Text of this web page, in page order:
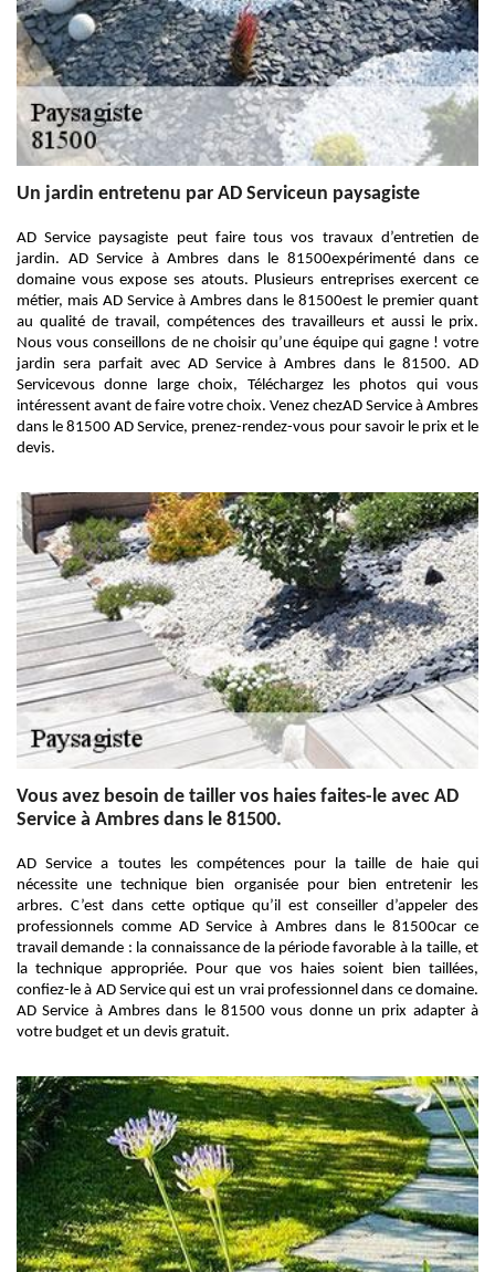
Un jardin entretenu par AD Serviceun paysagiste
AD Service paysagiste peut faire tous vos travaux d’entretien de
jardin. AD Service à Ambres dans le 81500expérimenté dans ce
domaine vous expose ses atouts. Plusieurs entreprises exercent ce
métier, mais AD Service à Ambres dans le 81500est le premier quant
au qualité de travail, compétences des travailleurs et aussi le prix.
Nous vous conseillons de ne choisir qu’une équipe qui gagne ! votre
jardin sera parfait avec AD Service à Ambres dans le 81500. AD
Servicevous donne large choix, Téléchargez les photos qui vous
intéressent avant de faire votre choix. Venez chezAD Service à Ambres
dans le 81500 AD Service, prenez-rendez-vous pour savoir le prix et le
devis.
Vous avez besoin de tailler vos haies faites-le avec AD
Service à Ambres dans le 81500.
AD Service a toutes les compétences pour la taille de haie qui
nécessite une technique bien organisée pour bien entretenir les
arbres. C’est dans cette optique qu’il est conseiller d’appeler des
professionnels comme AD Service à Ambres dans le 81500car ce
travail demande : la connaissance de la période favorable à la taille, et
la technique appropriée. Pour que vos haies soient bien taillées,
confiez-le à AD Service qui est un vrai professionnel dans ce domaine.
AD Service à Ambres dans le 81500 vous donne un prix adapter à
votre budget et un devis gratuit.